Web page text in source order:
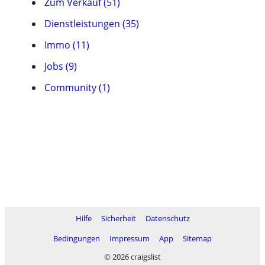
Dienstleistungen (35)
Immo (11)
Jobs (9)
Community (1)
Hilfe Sicherheit
Datenschutz
Bedingungen
Impressum App
Sitemap
© 2026 craigslist